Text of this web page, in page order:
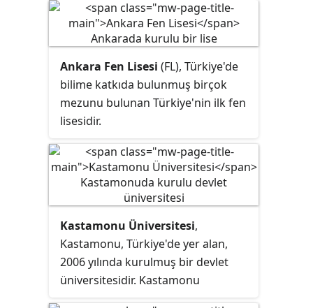
Ankara Fen Lisesi (FL), Türkiye'de
bilime katkıda bulunmuş birçok
mezunu bulunan Türkiye'nin ilk fen
lisesidir.
Kastamonu Üniversitesi,
Kastamonu, Türkiye'de yer alan,
2006 yılında kurulmuş bir devlet
üniversitesidir. Kastamonu